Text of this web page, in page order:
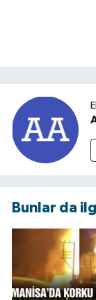
Bunlar da